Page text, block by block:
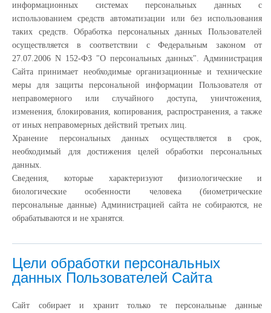
информационных системах персональных данных с
использованием средств автоматизации или без использования
таких средств. Обработка персональных данных Пользователей
осуществляется в соответствии с Федеральным законом от
27.07.2006 N 152-ФЗ "О персональных данных". Администрация
Сайта принимает необходимые организационные и технические
меры для защиты персональной информации Пользователя от
неправомерного или случайного доступа, уничтожения,
изменения, блокирования, копирования, распространения, а также
от иных неправомерных действий третьих лиц.
Хранение персональных данных осуществляется в срок,
необходимый для достижения целей обработки персональных
данных.
Сведения, которые характеризуют физиологические и
биологические особенности человека (биометрические
персональные данные) Администрацией сайта не собираются, не
обрабатываются и не хранятся.
Цели обработки персональных
данных Пользователей Сайта
Сайт собирает и хранит только те персональные данные